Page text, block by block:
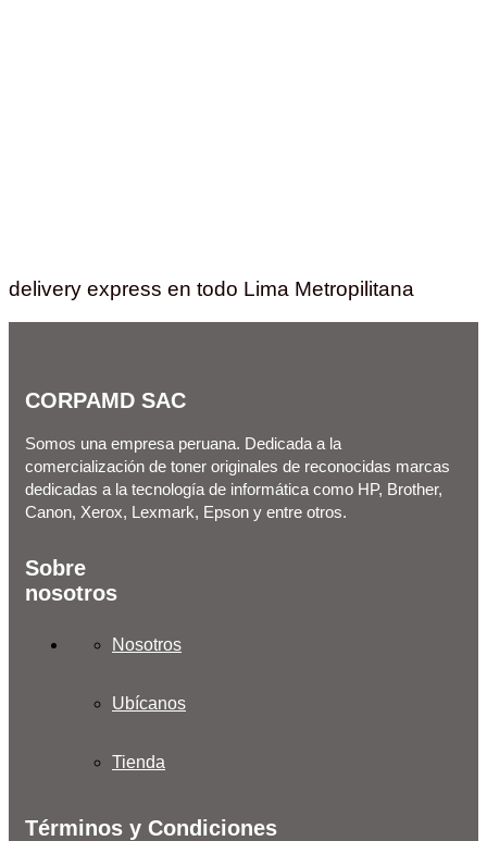
delivery express en todo Lima Metropilitana
CORPAMD SAC
Somos una empresa peruana. Dedicada a la
comercialización de toner originales de reconocidas marcas
dedicadas a la tecnología de informática como HP, Brother,
Canon, Xerox, Lexmark, Epson y entre otros.
Sobre
nosotros
Nosotros
Ubícanos
Tienda
Términos y Condiciones